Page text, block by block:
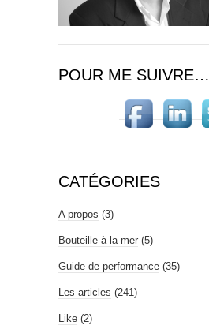
POUR ME SUIVRE…
CATÉGORIES
A propos (3)
Bouteille à la mer (5)
Guide de performance (35)
Les articles (241)
Like (2)